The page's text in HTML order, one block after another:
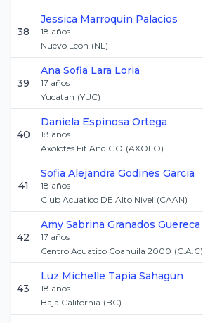
38
Jessica Marroquin Palacios
18 años
Nuevo Leon (NL)
39
Ana Sofia Lara Loria
17 años
Yucatan (YUC)
40
Daniela Espinosa Ortega
18 años
Axolotes Fit And GO (AXOLO)
41
Sofia Alejandra Godines Garcia
18 años
Club Acuatico DE Alto Nivel (CAAN)
42
Amy Sabrina Granados Guereca
17 años
Centro Acuatico Coahuila 2000 (C.A.C)
43
Luz Michelle Tapia Sahagun
18 años
Baja California (BC)